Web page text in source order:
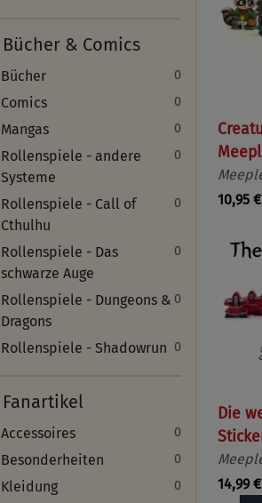
Bücher & Comics
Bücher 0
Comics 0
Mangas 0
Rollenspiele - andere
Systeme
0
Rollenspiele - Call of
Cthulhu
0
Rollenspiele - Das
schwarze Auge
0
Rollenspiele - Dungeons &
Dragons
0
Rollenspiele - Shadowrun 0
Fanartikel
Accessoires 0
Besonderheiten 0
Kleidung 0
10,95 €
Die
14,99 €